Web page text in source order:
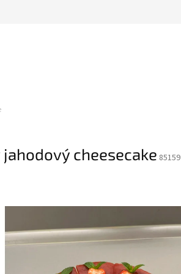
jahodový cheesecake 85159